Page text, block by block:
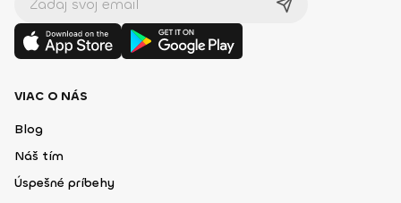
VIAC O NÁS
Blog
Náš tím
Úspešné príbehy